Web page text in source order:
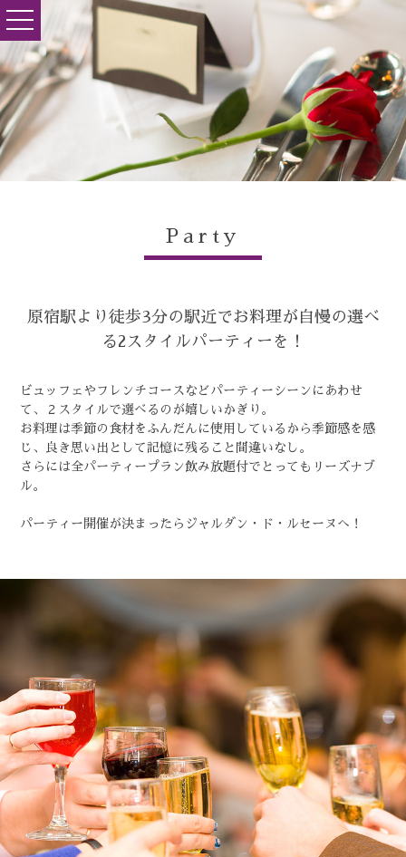
toggle
navigation
Party
原宿駅より徒歩3分の駅近でお料理が自慢の選べ
る2スタイルパーティーを！
ビュッフェやフレンチコースなどパーティーシーンにあわせ
て、２スタイルで選べるのが嬉しいかぎり。
お料理は季節の食材をふんだんに使用しているから季節感を感
じ、良き思い出として記憶に残ること間違いなし。
さらには全パーティープラン飲み放題付でとってもリーズナブ
ル。
パーティー開催が決まったらジャルダン・ド・ルセーヌへ！